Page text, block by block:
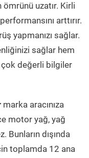
ömrünü uzatır. Kirli
arttırır.
yapmanızı sağlar.
sağlar hem
çok değerli bilgiler
marka aracınıza
motor yağ, yağ
dışında
toplamda 12 ana